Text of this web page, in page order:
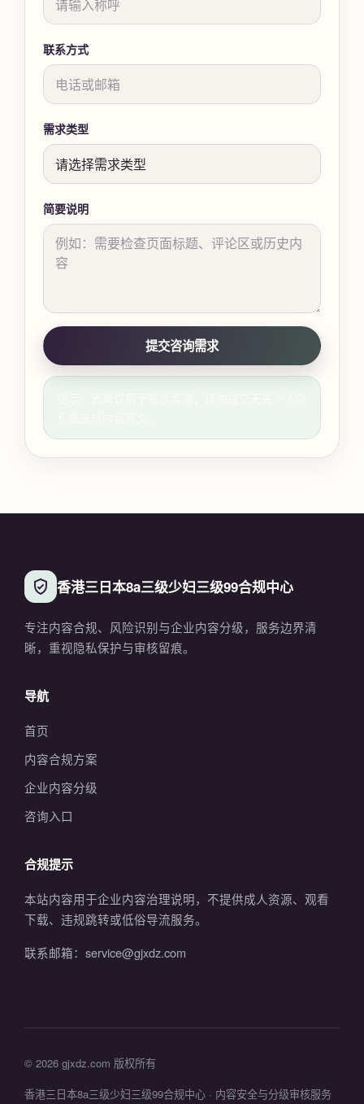
联系方式
需求类型
简要说明
提交咨询需求
香港三日本8a三级少妇三级99合规中心
专注内容合规、风险识别与企业内容分级，服务边界清
晰，重视隐私保护与审核留痕。
导航
首页
内容合规方案
企业内容分级
咨询入口
合规提示
本站内容用于企业内容治理说明，不提供成人资源、观看
下载、违规跳转或低俗导流服务。
联系邮箱：service@gjxdz.com
© 2026 gjxdz.com 版权所有
香港三日本8a三级少妇三级99合规中心 · 内容安全与分级审核服务